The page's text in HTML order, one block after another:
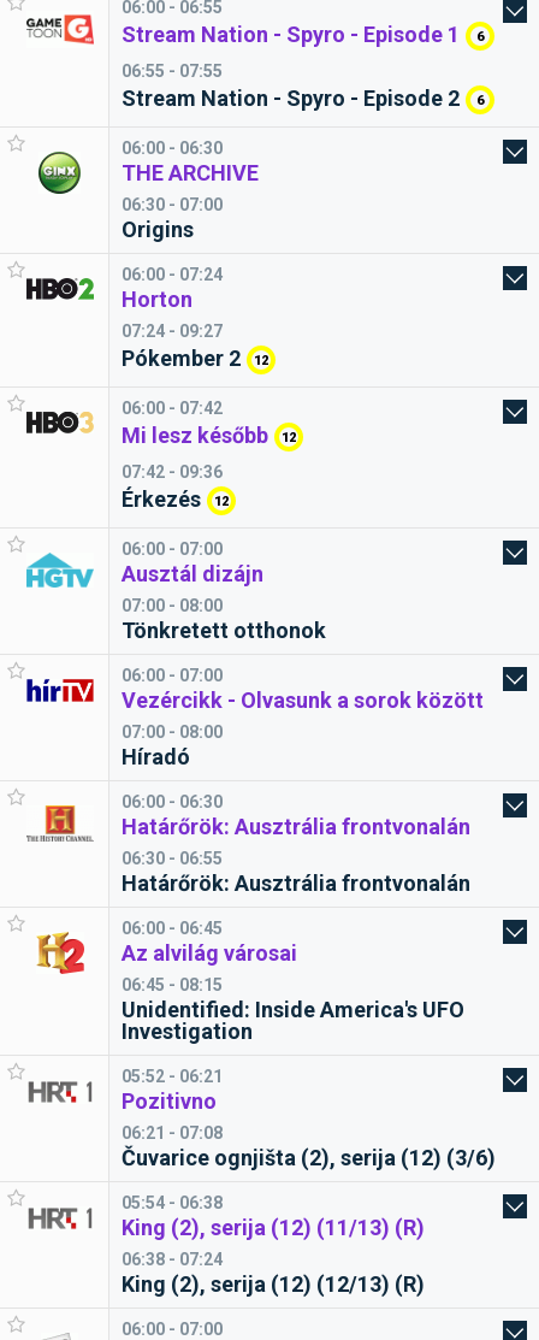
06:00 - 06:55
Stream Nation - Spyro - Episode 1 6
06:55 - 07:55
Stream Nation - Spyro - Episode 2 6
06:00 - 06:30
THE ARCHIVE
06:30 - 07:00
Origins
06:00 - 07:24
Horton
07:24 - 09:27
Pókember 2 12
06:00 - 07:42
Mi lesz később 12
07:42 - 09:36
Érkezés 12
06:00 - 07:00
Ausztál dizájn
07:00 - 08:00
Tönkretett otthonok
06:00 - 07:00
Vezércikk - Olvasunk a sorok között
07:00 - 08:00
Híradó
06:00 - 06:30
Határőrök: Ausztrália frontvonalán
06:30 - 06:55
Határőrök: Ausztrália frontvonalán
06:00 - 06:45
Az alvilág városai
06:45 - 08:15
Unidentified: Inside America's UFO
Investigation
05:52 - 06:21
Pozitivno
06:21 - 07:08
Čuvarice ognjišta (2), serija (12) (3/6)
05:54 - 06:38
King (2), serija (12) (11/13) (R)
06:38 - 07:24
King (2), serija (12) (12/13) (R)
06:00 - 07:00